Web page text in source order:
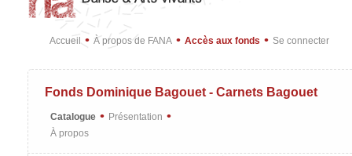
Accueil • À propos de FANA • Accès aux fonds • Se connecter
Fonds Dominique Bagouet - Carnets Bagouet
Catalogue • Présentation •
À propos